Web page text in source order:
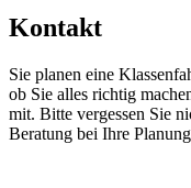
Kontakt
Sie planen eine
ob Sie alles richtig
mit. Bitte vergessen Sie
Beratung bei Ihre